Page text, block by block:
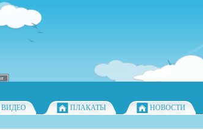
ВИДЕО ПЛАКАТЫ НОВОСТИ